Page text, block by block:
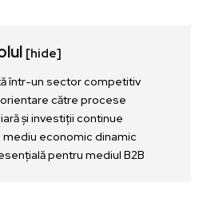
[hide]
într-un sector competitiv
către procese
și investiții continue
mediu economic dinamic
pentru mediul B2B